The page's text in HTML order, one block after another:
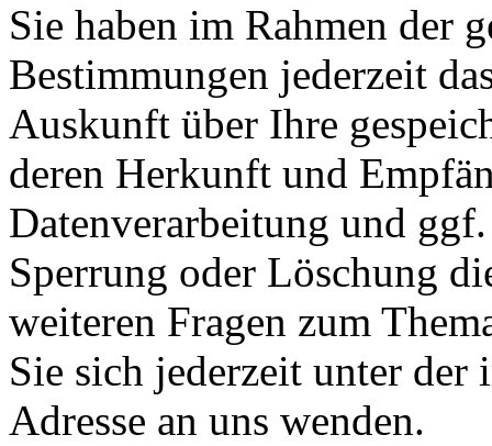
Sie haben im Rahmen der
Bestimmungen jederzeit
Auskunft über Ihre
deren Herkunft und
Datenverarbeitung und
Sperrung oder Löschung
weiteren Fragen zum
Sie sich jederzeit unter der
Adresse an uns wenden.